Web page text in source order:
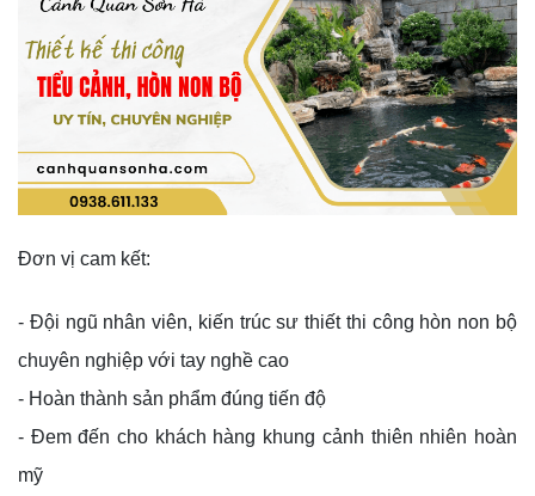
Đơn vị cam kết:
- Đội ngũ nhân viên, kiến trúc sư thiết thi công hòn non bộ
chuyên nghiệp với tay nghề cao
- Hoàn thành sản phẩm đúng tiến độ
- Đem đến cho khách hàng khung cảnh thiên nhiên hoàn
mỹ